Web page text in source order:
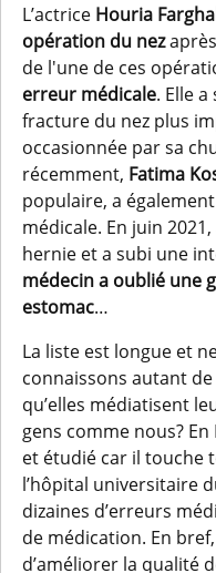
L’actrice Houria
opération du nez
de l'une de ces
erreur médicale. Elle
fracture du nez plus
occasionnée par sa
récemment, Fatima
populaire, a
médicale. En juin
hernie et a subi une
médecin a oublié une
estomac…
La liste est longue et
connaissons autant
qu’elles médiatisent
gens comme nous?
et étudié car il touche
l’hôpital universitaire
dizaines d’erreurs
de médication. En
d’améliorer la qualité